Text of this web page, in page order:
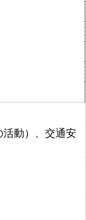
動）、交通安